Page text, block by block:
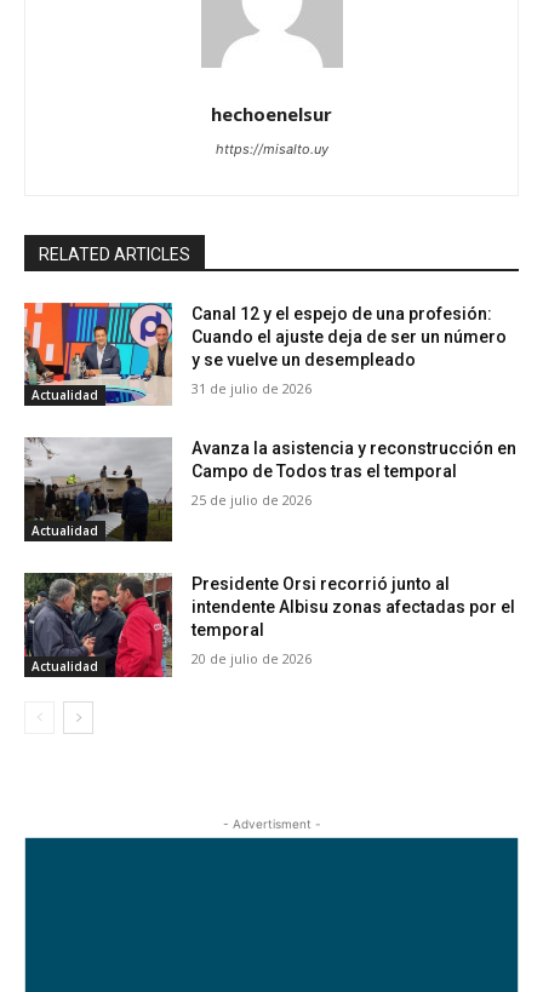
hechoenelsur
https://misalto.uy
RELATED ARTICLES
Actualidad
Canal 12 y el espejo de una profesión:
Cuando el ajuste deja de ser un número
y se vuelve un desempleado
31 de julio de 2026
Actualidad
Avanza la asistencia y reconstrucción en
Campo de Todos tras el temporal
25 de julio de 2026
Actualidad
Presidente Orsi recorrió junto al
intendente Albisu zonas afectadas por el
temporal
20 de julio de 2026
- Advertisment -